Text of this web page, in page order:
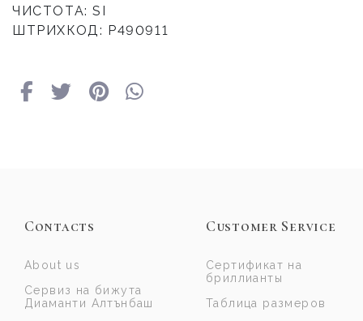
ЧИСТОТА: SI
ШТРИХКОД: P490911
Contacts
About us
Сервиз на бижута
Диаманти Алтънбаш
Customer Service
Сертификат на
бриллианты
Таблица размеров